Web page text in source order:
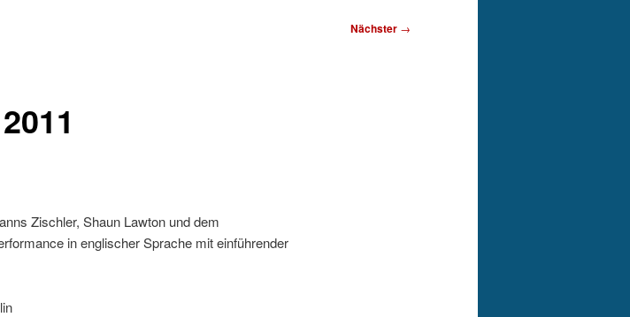
Nächster →
Zischler, Shaun Lawton und dem
in englischer Sprache mit einführender